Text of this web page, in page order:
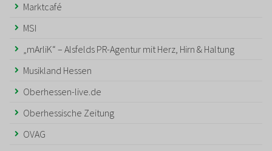
Marktcafé
MSI
„mArliK“ – Alsfelds PR-Agentur mit Herz, Hirn & Haltung
Musikland Hessen
Oberhessen-live.de
Oberhessische Zeitung
OVAG